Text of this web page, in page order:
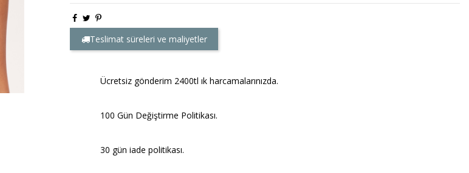
Teslimat süreleri ve maliyetler
Ücretsiz gönderim 2400tl ık harcamalarınızda.
100 Gün Değiştirme Politikası.
30 gün iade politikası.